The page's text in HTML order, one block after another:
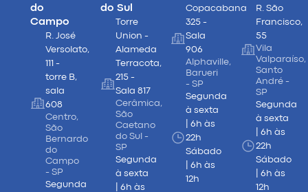
do
Campo
R. José
Versolato,
111 -
torre B,
sala
608
Centro,
São
Bernardo
do
Campo
- SP
Segunda
do Sul
Torre
Union -
Alameda
Terracota,
215 -
Sala 817
Cerâmica,
São
Caetano
do Sul -
SP
Segunda
à sexta
| 6h às
Copacabana
325 -
Sala
906
Alphaville,
Barueri
- SP
Segunda
à sexta
| 6h às
22h
Sábado
| 6h às
12h
R. São
Francisco,
55
Vila
Valparaíso,
Santo
André -
SP
Segunda
à sexta
| 6h às
22h
Sábado
| 6h às
12h